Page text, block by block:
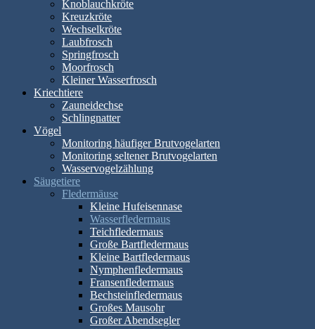
Knoblauchkröte
Kreuzkröte
Wechselkröte
Laubfrosch
Springfrosch
Moorfrosch
Kleiner Wasserfrosch
Kriechtiere
Zauneidechse
Schlingnatter
Vögel
Monitoring häufiger Brutvogelarten
Monitoring seltener Brutvogelarten
Wasservogelzählung
Säugetiere
Fledermäuse
Kleine Hufeisennase
Wasserfledermaus
Teichfledermaus
Große Bartfledermaus
Kleine Bartfledermaus
Nymphenfledermaus
Fransenfledermaus
Bechsteinfledermaus
Großes Mausohr
Großer Abendsegler